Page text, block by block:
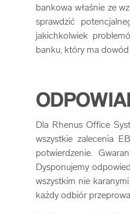
bankowa właśnie ze
sprawdzić
jakichkolwiek
banku, który ma
Dla Rhenus Office
wszystkie zalecenia
potwierdzenie.
Dysponujemy
wszystkim nie
każdy odbiór